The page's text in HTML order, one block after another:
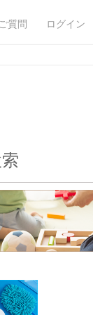
質問 ログイン